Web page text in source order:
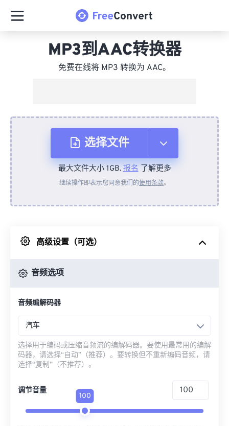
MP3到AAC转换器
免费在线将 MP3 转换为 AAC。
选择文件
从设备
来自 Google Drive
最大文件大小 1GB.报名了解更多
继续操作即表示您同意我们的使用条款。
高级设置（可选）
音频选项
音频编解码器
汽车
选择用于编码或压缩音频流的编解码器。要使用最常用的编解
码器，请选择“自动”（推荐）。要转换但不重新编码音频，请
选择“复制”（不推荐）。
调节音量
100